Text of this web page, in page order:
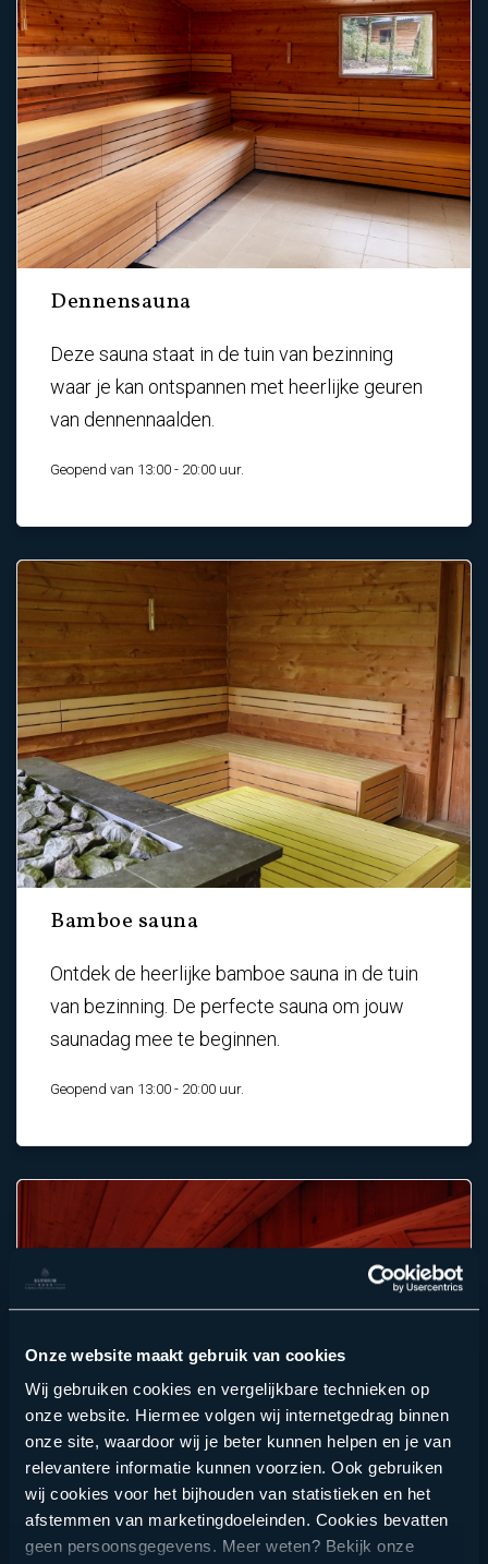
Onze website maakt gebruik van cookies
Wij gebruiken cookies en vergelijkbare technieken op
onze website. Hiermee volgen wij internetgedrag binnen
onze site, waardoor wij je beter kunnen helpen en je van
relevantere informatie kunnen voorzien. Ook gebruiken
wij cookies voor het bijhouden van statistieken en het
afstemmen van marketingdoeleinden. Cookies bevatten
geen persoonsgegevens. Meer weten? Bekijk onze
Dennensauna
Deze sauna staat in de tuin van bezinning
waar je kan ontspannen met heerlijke geuren
van dennennaalden.
Geopend van 13:00 - 20:00 uur.
Bamboe sauna
Ontdek de heerlijke bamboe sauna in de tuin
van bezinning. De perfecte sauna om jouw
saunadag mee te beginnen.
Geopend van 13:00 - 20:00 uur.
Berkensauna